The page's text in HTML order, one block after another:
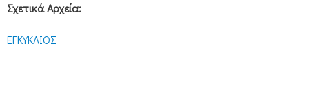
Σχετικά Αρχεία:
ΕΓΚΥΚΛΙΟΣ